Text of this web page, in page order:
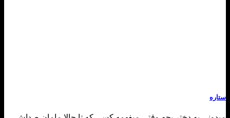
ستاره